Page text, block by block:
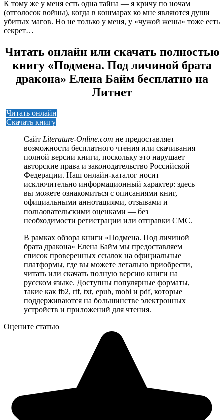
К тому же у меня есть одна тайна — я кричу по ночам
(отголосок войны), когда в кошмарах ко мне являются души
убитых магов. Но не только у меня, у «чужой жены» тоже есть
секрет…
Читать онлайн или скачать полностью
книгу «Подмена. Под личиной брата
дракона» Елена Байм бесплатно на
Литнет
Читать онлайн
Скачать книгу
Сайт Literature-Online.com не предоставляет
возможности бесплатного чтения или скачивания
полной версии книги, поскольку это нарушает
авторские права и законодательство Российской
Федерации. Наш онлайн-каталог носит
исключительно информационный характер: здесь
вы можете ознакомиться с описаниями книг,
официальными аннотациями, отзывами и
пользовательскими оценками — без
необходимости регистрации или отправки СМС.
В рамках обзора книги «Подмена. Под личиной
брата дракона» Елена Байм мы предоставляем
список проверенных ссылок на официальные
платформы, где вы можете легально приобрести,
читать или скачать полную версию книги на
русском языке. Доступны популярные форматы,
такие как fb2, rtf, txt, epub, mobi и pdf, которые
поддерживаются на большинстве электронных
устройств и приложений для чтения.
Оцените статью